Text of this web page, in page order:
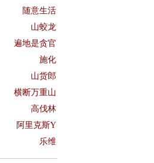
随意生活
山蛟龙
遍地是贪官
施化
山货郎
横断万重山
高伐林
阿里克斯Y
乐维